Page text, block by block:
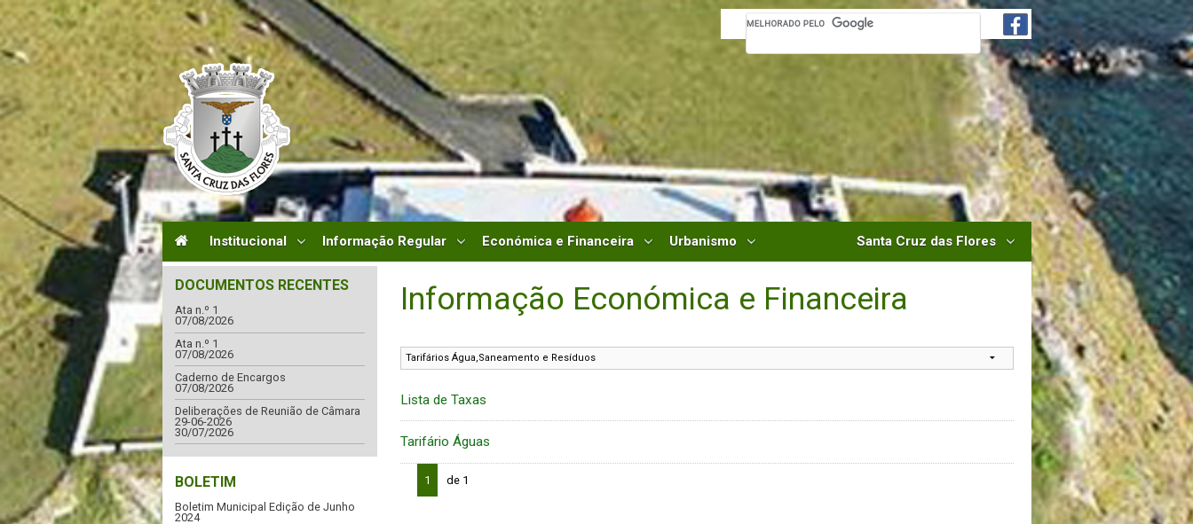
Institucional Informação Regular Económica e Financeira Urbanismo Santa Cruz das Flores
DOCUMENTOS RECENTES
Ata n.º 1
07/08/2026
Ata n.º 1
07/08/2026
Caderno de Encargos
07/08/2026
Deliberações de Reunião de Câmara
29-06-2026
30/07/2026
BOLETIM
Boletim Municipal Edição de Junho
2024
Informação Económica e Financeira
Lista de Taxas
Tarifário Águas
1 de 1